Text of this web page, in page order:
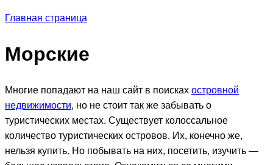
Главная страница
Морские
Многие попадают на наш сайт в поискахостровной
недвижимости, но не стоит так же забывать о
туристических местах. Существует колоссальное
количество туристических островов. Их, конечно же,
нельзя купить. Но побывать на них, посетить, изучить —